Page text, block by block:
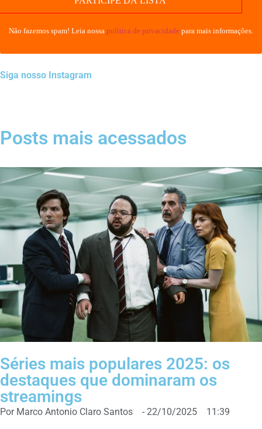
Não fazemos spam! Leia nossa política de privacidade para mais informações.
Siga nosso Instagram
Posts mais acessados
Séries mais populares 2025: os
destaques que dominaram os
streamings
Por Marco Antonio Claro Santos - 22/10/2025 11:39